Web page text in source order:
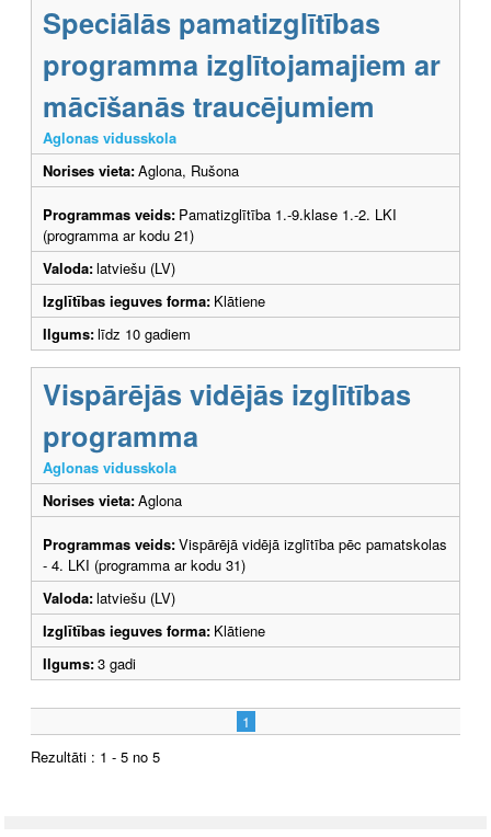
Speciālās pamatizglītības
programma izglītojamajiem ar
mācīšanās traucējumiem
Aglonas vidusskola
Norises vieta:Aglona, Rušona
Programmas veids: Pamatizglītība 1.-9.klase 1.-2. LKI
(programma ar kodu 21)
Valoda:latviešu (LV)
Izglītības ieguves forma: Klātiene
Ilgums:līdz 10 gadiem
Vispārējās vidējās izglītības
programma
Aglonas vidusskola
Norises vieta:Aglona
Programmas veids:Vispārējā vidējā izglītība pēc pamatskolas
- 4. LKI (programma ar kodu 31)
Valoda:latviešu (LV)
Izglītības ieguves forma: Klātiene
Ilgums:3 gadi
1
Rezultāti : 1 - 5 no 5